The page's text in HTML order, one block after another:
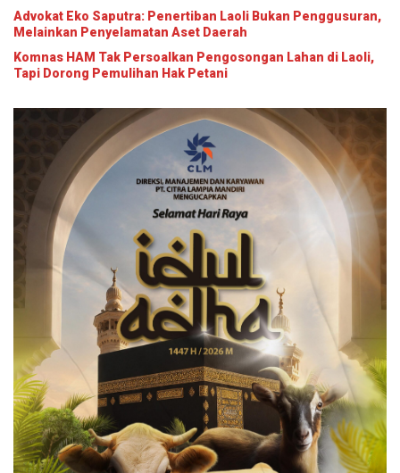
Advokat Eko Saputra: Penertiban Laoli Bukan Penggusuran,
Melainkan Penyelamatan Aset Daerah
Komnas HAM Tak Persoalkan Pengosongan Lahan di Laoli,
Tapi Dorong Pemulihan Hak Petani